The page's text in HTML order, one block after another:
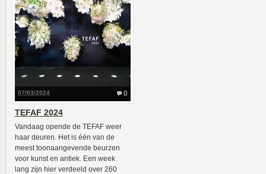
0
07/03/2024
TEFAF 2024
Vandaag opende de TEFAF weer
haar deuren. Het is één van de
meest toonaangevende beurzen
voor kunst en antiek. Een week
lang zijn hier verdeeld over 260